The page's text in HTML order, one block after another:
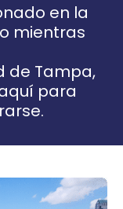
en la
mientras
de Tampa,
para